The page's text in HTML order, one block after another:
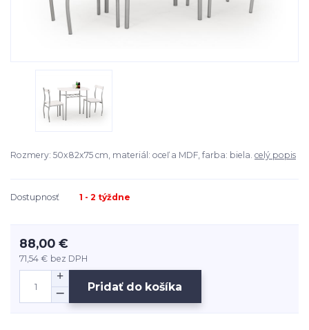
Rozmery: 50x82x75 cm, materiál: oceľ a MDF, farba: biela. celý popis
Dostupnosť 1 - 2 týždne
88,00 €
71,54 € bez DPH
Pridať do košíka